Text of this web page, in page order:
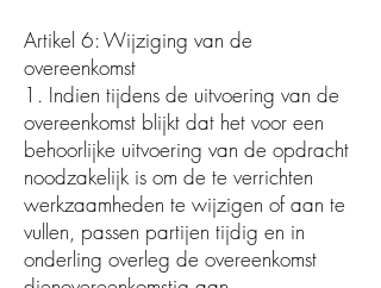
Artikel 6: Wijziging van de
overeenkomst
1. Indien tijdens de uitvoering van de
overeenkomst blijkt dat het voor een
behoorlijke uitvoering van de opdracht
noodzakelijk is om de te verrichten
werkzaamheden te wijzigen of aan te
vullen, passen partijen tijdig en in
onderling overleg de overeenkomst